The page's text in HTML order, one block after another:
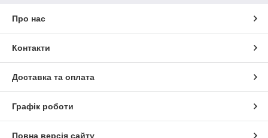
Про нас
Контакти
Доставка та оплата
Графік роботи
Повна версія сайту